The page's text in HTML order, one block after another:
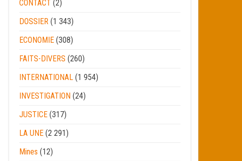
CONTACT (2)
DOSSIER (1 343)
ECONOMIE (308)
FAITS-DIVERS (260)
INTERNATIONAL (1 954)
INVESTIGATION (24)
JUSTICE (317)
LA UNE (2 291)
Mines (12)